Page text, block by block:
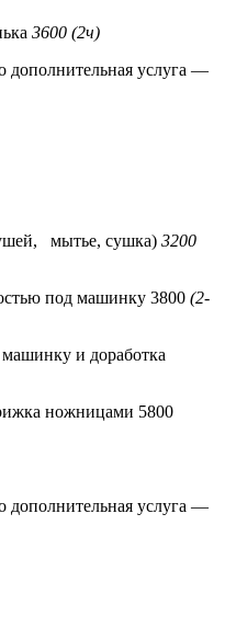
3600 (2ч)
дополнительная услуга —
мытье, сушка) 3200
под машинку 3800 (2-
и доработка
ножницами 5800
дополнительная услуга —